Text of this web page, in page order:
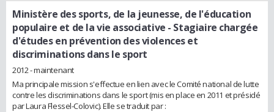
Ministère des sports, de la jeunesse, de l'éducation
populaire et de la vie associative - Stagiaire chargée
d'études en prévention des violences et
discriminations dans le sport
2012 - maintenant
Ma principale mission s'effectue en lien avec le Comité national de lutte
contre les discriminations dans le sport (mis en place en 2011 et présidé
par Laura Flessel-Colovic). Elle se traduit par :